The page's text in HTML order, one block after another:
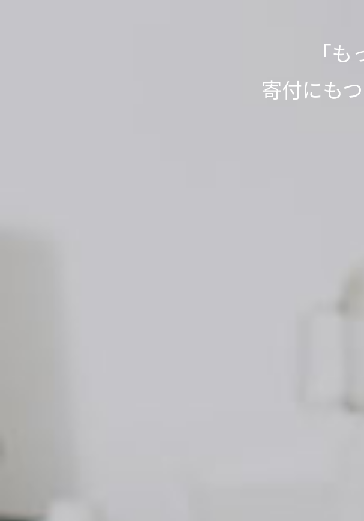
「
「ありがと
不用品を送って
水をきれい
取り組
「
寄付にも
あなたの不用品が
「もっ
身の回りのスッキリが
見知
生
「
「ありがと
不用品を送って
水をきれい
取り組